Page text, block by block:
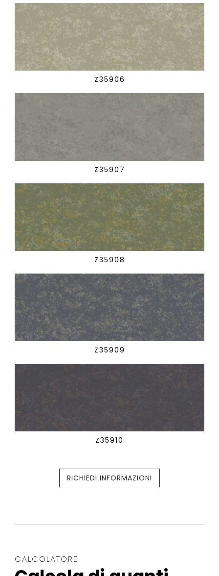
Z35906
Z35907
Z35908
Z35909
Z35910
RICHIEDI INFORMAZIONI
CALCOLATORE